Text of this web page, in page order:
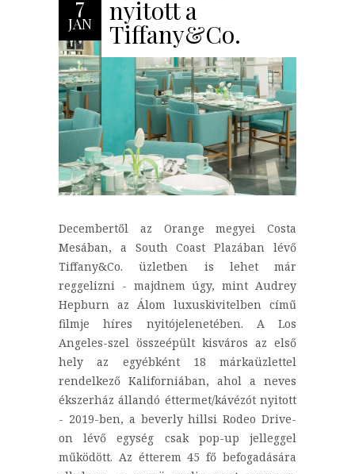
JAN nyitott a
Tiffany&Co.
Decembertől az Orange megyei Costa
Mesában, a South Coast Plazában lévő
Tiffany&Co. üzletben is lehet már
reggelizni - majdnem úgy, mint Audrey
Hepburn az Álom luxuskivitelben című
filmje híres nyitójelenetében. A Los
Angeles-szel összeépült kisváros az első
hely az egyébként 18 márkaüzlettel
rendelkező Kaliforniában, ahol a neves
ékszerház állandó éttermet/kávézót nyitott
- 2019-ben, a beverly hillsi Rodeo Drive-
on lévő egység csak pop-up jelleggel
működött. Az étterem 45 fő befogadására